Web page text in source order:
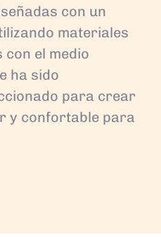
con un
materiales
el medio
ha sido
para crear
y confortable para